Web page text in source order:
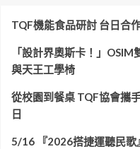
TQF機能食品研討 台日合
「設計界奧斯卡！」
與天王工學椅
從校園到餐桌 TQF協會攜
日
5/16 『2026搭捷運聽民歌